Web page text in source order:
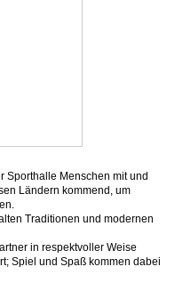
Sporthalle Menschen mit und
Ländern kommend, um
Traditionen und modernen
in respektvoller Weise
Spiel und Spaß kommen dabei